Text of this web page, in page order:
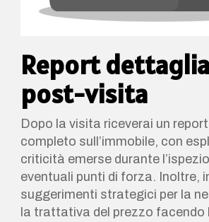
Report
post-visita
Dopo la visita riceverai un
completo sull’immobile, con
criticità emerse durante
eventuali punti di forza. Inoltre,
suggerimenti strategici per la
la trattativa del prezzo facendo